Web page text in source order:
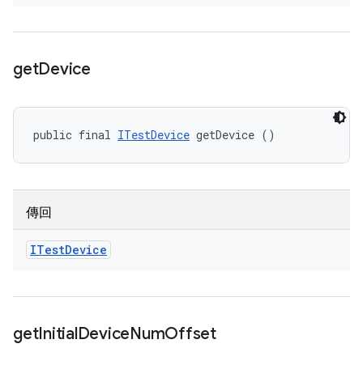
getDevice
public final ITestDevice getDevice ()
傳回
ITestDevice
getInitialDeviceNumOffset